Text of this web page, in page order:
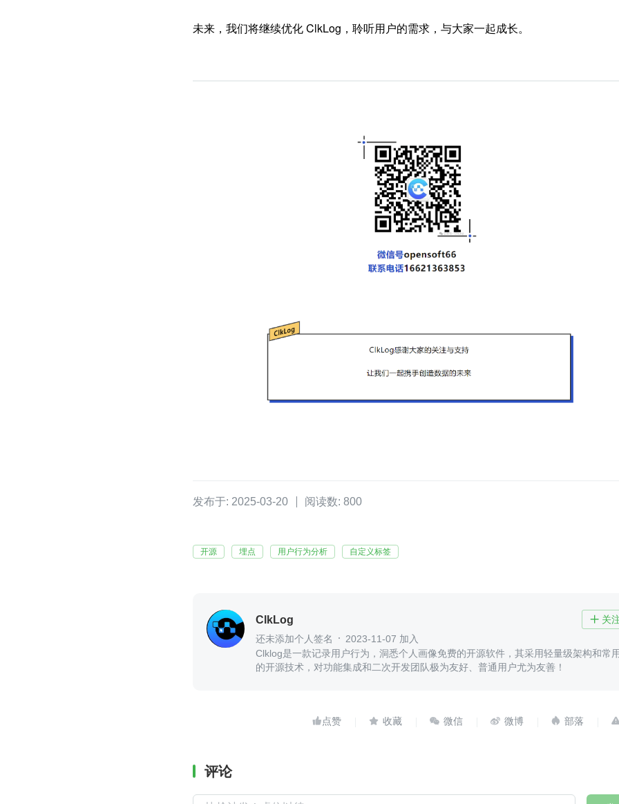
未来，我们将继续优化 ClkLog，聆听用户的需求，与大家一起成长。
发布于: 2025-03-20 阅读数: 800
开源 埋点 用户行为分析 自定义标签
ClkLog  关
还未添加个人签名
2023-11-07 加入
Clklog是一款记录用户行为，洞悉个人画像免费的开源软件，其采用轻量级架构和常
的开源技术，对功能集成和二次开发团队极为友好、普通用户尤为友善！
    
评论